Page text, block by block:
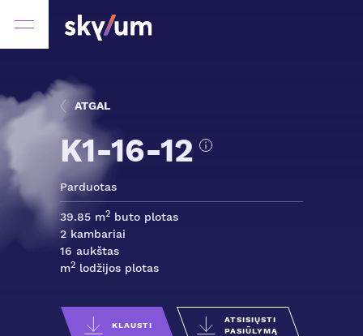
ATGAL
K1-16-12
Parduotas
39.85 m2 buto plotas
2 kambariai
16 aukštas
m2 lodžijos plotas
KLAUSTI
ATSISIŲSTI
PASIŪLYMĄ